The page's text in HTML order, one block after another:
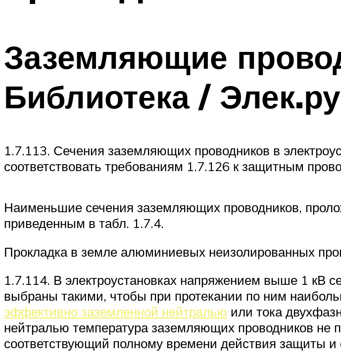
Заземляющие
Библиотека / Элек.ру
1.7.113. Сечения заземляющих проводников в
соответствовать требованиям 1.7.126 к защитным
Наименьшие сечения заземляющих проводников,
приведенным в табл. 1.7.4.
Прокладка в земле алюминиевых неизолированных
1.7.114. В электроустановках напряжением выше 1 кВ
выбраны такими, чтобы при протекании по ним
эффективно заземленной нейтралью или тока
нейтралью температура заземляющих проводников не
соответствующий полному времени действия защиты